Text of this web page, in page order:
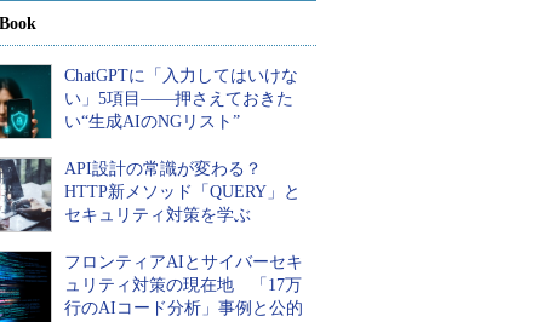
ChatGPTに「入力してはいけな
い」5項目――押さえておきた
い“生成AIのNGリスト”
API設計の常識が変わる？
HTTP新メソッド「QUERY」と
セキュリティ対策を学ぶ
フロンティアAIとサイバーセキ
ュリティ対策の現在地 「17万
行のAIコード分析」事例と公的